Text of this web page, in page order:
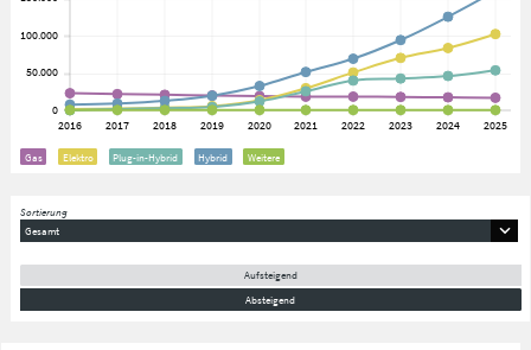
Gas Elektro Plug-in-Hybrid Hybrid Weitere
Sortierung
Gesamt
Aufsteigend
Absteigend